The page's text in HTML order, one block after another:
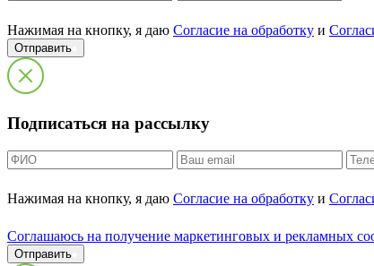
Нажимая на кнопку, я даю Согласие на обработку и
Отправить
Подписаться на рассылку
Нажимая на кнопку, я даю Согласие на обработку и
Cоглашаюсь на получение маркетинговых и рекламных
Отправить